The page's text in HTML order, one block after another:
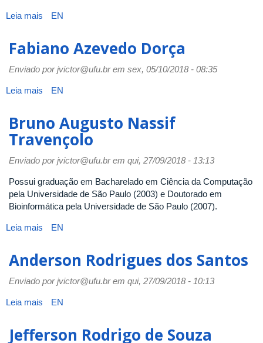
Leia mais sobre
Oliveira
Silva
EN
Fabiano Azevedo Dorça
Enviado porjvictor@ufu.brem sex, 05/10/2018 - 08:35
Leia mais sobre
Dorça
EN
Bruno Augusto Nassif
Travençolo
Enviado porjvictor@ufu.brem qui, 27/09/2018 - 13:13
Possui graduação em Bacharelado em Ciência da Computação
pela Universidade de São Paulo (2003) e Doutorado em
Bioinformática pela Universidade de São Paulo (2007).
Leia mais sobre
Nassif
Travençolo
EN
Anderson Rodrigues dos Santos
Enviado porjvictor@ufu.brem qui, 27/09/2018 - 10:13
Leia mais sobre
dos
EN
Jefferson Rodrigo de Souza